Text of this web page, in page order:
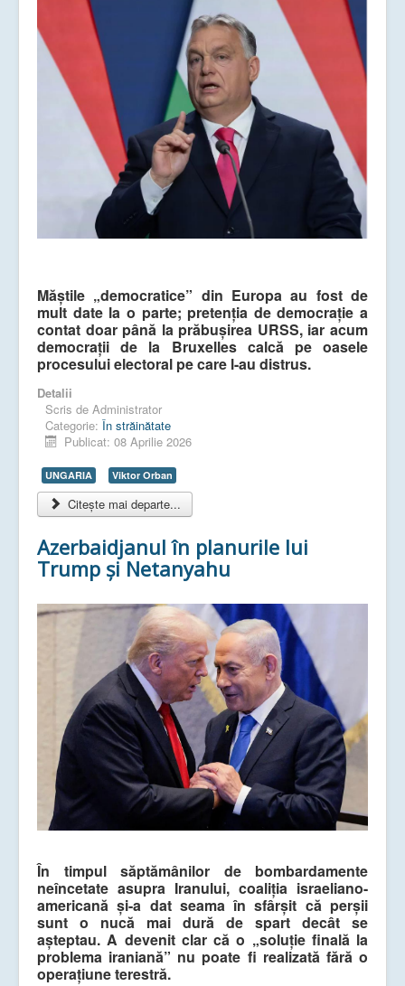
Măștile „democratice” din Europa au fost de
mult date la o parte; pretenția de democrație a
contat doar până la prăbușirea URSS, iar acum
democrații de la Bruxelles calcă pe oasele
procesului electoral pe care l-au distrus.
Detalii
Scris de Administrator
Categorie: În străinătate
Publicat: 08 Aprilie 2026
UNGARIA Viktor Orban
Citește mai departe...
Azerbaidjanul în planurile lui
Trump și Netanyahu
În timpul săptămânilor de bombardamente
neîncetate asupra Iranului, coaliția israeliano-
americană și-a dat seama în sfârșit că perșii
sunt o nucă mai dură de spart decât se
așteptau. A devenit clar că o „soluție finală la
problema iraniană” nu poate fi realizată fără o
operațiune terestră.